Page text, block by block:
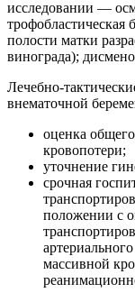
исследовании —
полости матки
винограда);
Лечебно-
внематочной
оценка
кровопотери;
уточнение
срочная
положении с
массивной